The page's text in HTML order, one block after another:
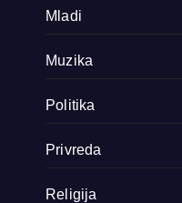
Mladi
Muzika
Politika
Privreda
Religija